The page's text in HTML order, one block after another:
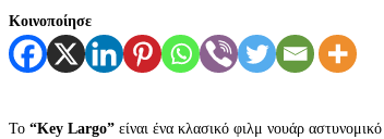
Κοινοποίησε
Το “Key Largo” είναι ένα κλασικό φιλμ νουάρ